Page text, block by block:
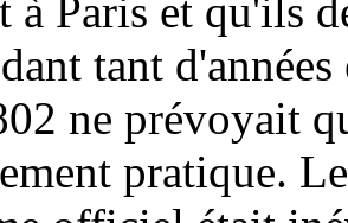
à Paris et qu'ils
tant
ne prévoyait
pratique.